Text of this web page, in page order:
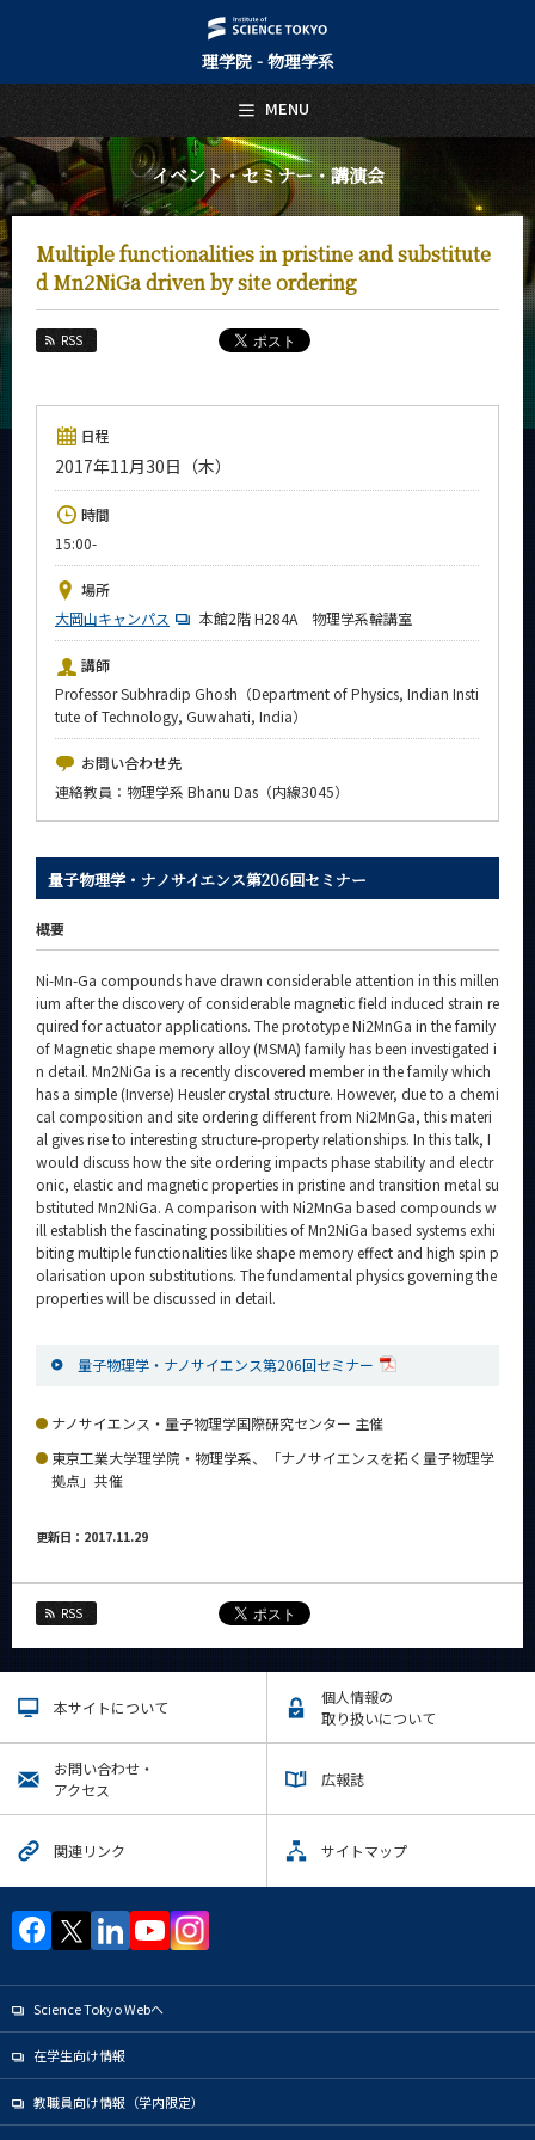
理学院 - 物理学系
イベント・セミナー・講演会
Multiple functionalities in pristine and substitute
d Mn2NiGa driven by site ordering
RSS
日程
2017年11月30日（木）
時間
15:00-
場所
大岡山キャンパス
本館2階 H284A 物理学系輪講室
講師
Professor Subhradip Ghosh（Department of Physics, Indian Insti
tute of Technology, Guwahati, India）
お問い合わせ先
連絡教員：物理学系 Bhanu Das（内線3045）
量子物理学・ナノサイエンス第206回セミナー
概要
Ni-Mn-Ga compounds have drawn considerable attention in this millen
ium after the discovery of considerable magnetic field induced strain re
quired for actuator applications. The prototype Ni2MnGa in the family
of Magnetic shape memory alloy (MSMA) family has been investigated i
n detail. Mn2NiGa is a recently discovered member in the family which
has a simple (Inverse) Heusler crystal structure. However, due to a chemi
cal composition and site ordering different from Ni2MnGa, this materi
al gives rise to interesting structure-property relationships. In this talk, I
would discuss how the site ordering impacts phase stability and electr
onic, elastic and magnetic properties in pristine and transition metal su
bstituted Mn2NiGa. A comparison with Ni2MnGa based compounds w
ill establish the fascinating possibilities of Mn2NiGa based systems exhi
biting multiple functionalities like shape memory effect and high spin p
olarisation upon substitutions. The fundamental physics governing the
properties will be discussed in detail.
量子物理学・ナノサイエンス第206回セミナー
ナノサイエンス・量子物理学国際研究センター 主催
東京工業大学理学院・物理学系、「ナノサイエンスを拓く量子物理学
拠点」共催
更新日：2017.11.29
RSS
本サイトについて
個人情報の
取り扱いについて
お問い合わせ・
アクセス
広報誌
関連リンク サイトマップ
Science Tokyo Webヘ
在学生向け情報
教職員向け情報（学内限定）
MENU
日本語 English
トップページ
Top Page
物理学系について
About Us
教育
Education
教員・研究室
Faculty and Laboratories
未来
入学案内
News
イベントカレンダー
Event Calendar
今後のイベント
今後の課程別イベント
CLOSE